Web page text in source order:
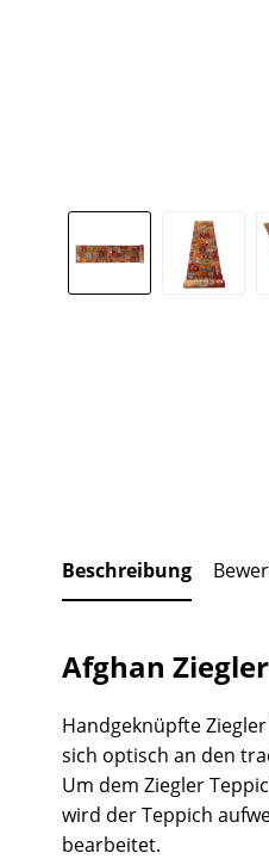
Beschreibung
Afghan
Handgeknüpfte
sich optisch an den
Um dem Ziegler
wird der Teppich
bearbeitet.